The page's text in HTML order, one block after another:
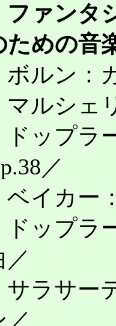
ファンタ
ための音
ルン：
ルシェ
ップラ
／
イカー
ップラ
／
ラサー
／